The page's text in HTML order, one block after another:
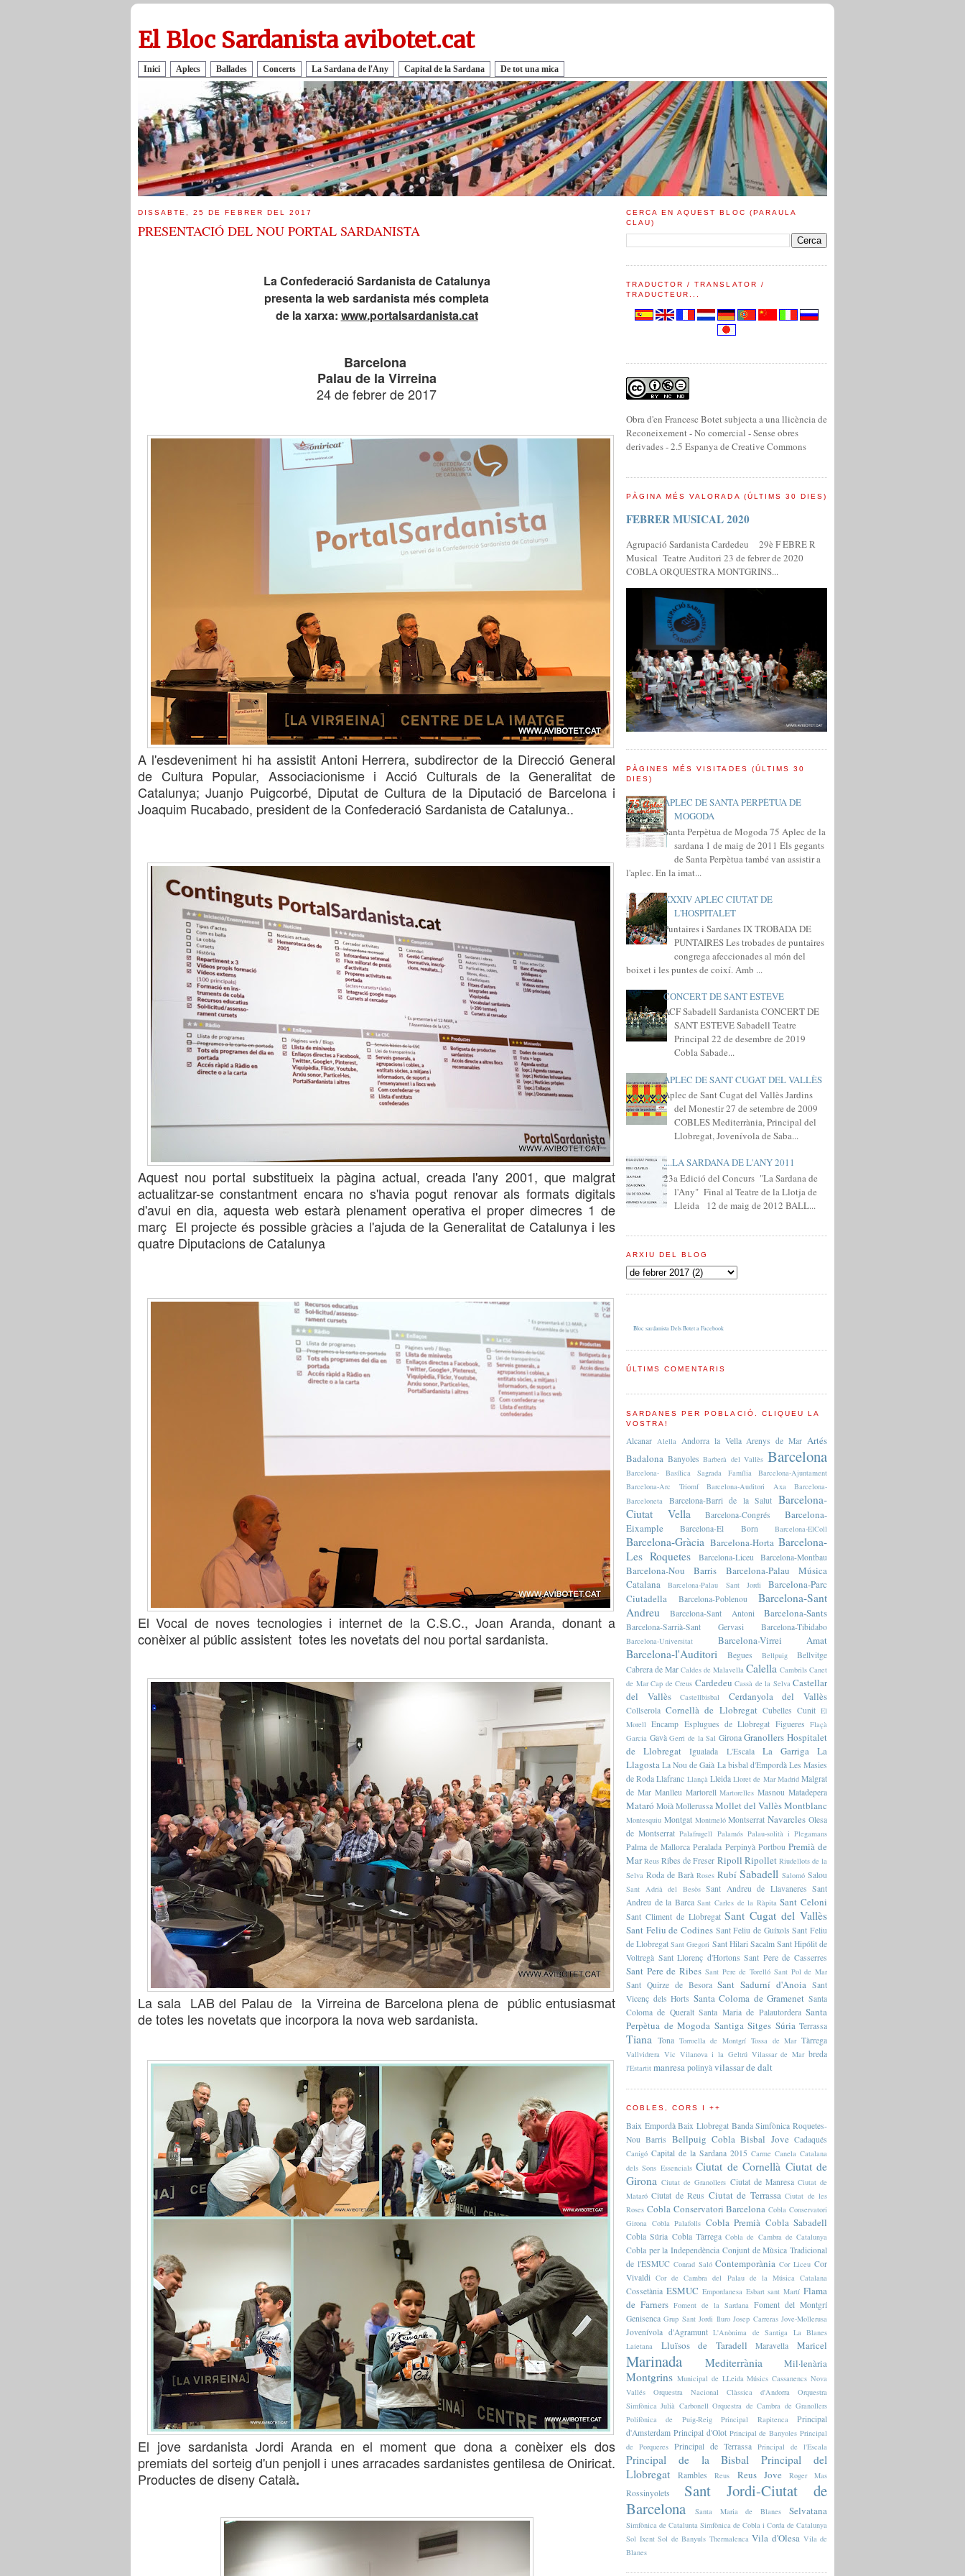
El Bloc Sardanista avibotet.cat
Inici Aplecs Ballades Concerts La Sardana de l'Any Capital de la Sardana De tot una mica
DISSABTE, 25 DE FEBRER DEL 2017
PRESENTACIÓ DEL NOU PORTAL SARDANISTA
La Confederació Sardanista de Catalunya
presenta la web sardanista més completa
de la xarxa: www.portalsardanista.cat
Barcelona
Palau de la Virreina
24 de febrer de 2017
A l'esdeveniment hi ha assistit Antoni Herrera, subdirector de la Direcció General
de Cultura Popular, Associacionisme i Acció Culturals de la Generalitat de
Catalunya;Juanjo Puigcorbé, Diputat de Cultura de la Diputació de Barcelona i
Joaquim Rucabado, president de la Confederació Sardanista de Catalunya..
Aquest nou portal substitueix la pàgina actual, creada l'any 2001, que malgrat
actualitzar-se constantment encara no s'havia pogut renovar als formats digitals
d'avui en dia, aquesta web estarà plenament operativa el proper dimecres 1 de
març El projecte és possible gràcies a l'ajuda de la Generalitat de Catalunya i les
quatre Diputacions de Catalunya
El Vocal de noves tecnologies i internet de la C.S.C., Joan Aranda, donant a
conèixeral públic assistent totes les novetats del nou portal sardanista.
La salaLAB del Palau de la Virreina de Barcelona plena de públic entusiasmat
detotes les novetats que incorpora la nova web sardanista.
El jove sardanista Jordi Aranda en el moment que dona a conèixerels dos
premiatsdel sorteig d'un penjoll i unes arracades sardanistes gentilesa de Oniricat.
Productes de diseny Català.
CERCA EN AQUEST BLOC (PARAULA
CLAU)
TRADUCTOR / TRANSLATOR /
TRADUCTEUR...
Obra d'en Francesc Botet subjecta a una llicència de
Reconeixement - No comercial - Sense obres
derivades - 2.5 Espanya de Creative Commons
PÀGINA MÉS VALORADA (ÚLTIMS 30 DIES)
FEBRER MUSICAL 2020
Agrupació Sardanista Cardedeu 29è F EBRE R
Musical Teatre Auditori 23 de febrer de 2020
COBLA ORQUESTRA MONTGRINS...
PÀGINES MÉS VISITADES (ÚLTIMS 30
DIES)
APLEC DE SANTA PERPÈTUA DE
MOGODA
Santa Perpètua de Mogoda 75 Aplec de la
sardana 1 de maig de 2011 Els gegants
de Santa Perpètua també van assistir a
l'aplec. En la imat...
XXXIV APLEC CIUTAT DE
L'HOSPITALET
Puntaires i Sardanes IX TROBADA DE
PUNTAIRES Les trobades de puntaires
congrega afeccionades al món del
boixet i les puntes de coixí. Amb ...
CONCERT DE SANT ESTEVE
ACF Sabadell Sardanista CONCERT DE
SANT ESTEVE Sabadell Teatre
Principal 22 de desembre de 2019
Cobla Sabade...
APLEC DE SANT CUGAT DEL VALLÈS
Aplec de Sant Cugat del Vallès Jardins
del Monestir 27 de setembre de 2009
COBLES Mediterrània, Principal del
Llobregat, Jovenívola de Saba...
....LA SARDANA DE L'ANY 2011
23a Edició del Concurs "La Sardana de
l'Any" Final al Teatre de la Llotja de
Lleida 12 de maig de 2012 BALL...
ARXIU DEL BLOG
Bloc sardanista Dels Botet a Facebook
ÚLTIMS COMENTARIS
SARDANES PER POBLACIÓ. CLIQUEU LA
VOSTRA!
Alcanar Alella Andorra la Vella Arenys de Mar Artés
Badalona Banyoles Barberà del Vallès Barcelona
Barcelona- Basílica Sagrada Família
Barcelona-Ajuntament
Barcelona-Arc Triomf
Barcelona-Auditori Axa
Barcelona-
Barceloneta
Barcelona-Barri de la Salut
Barcelona-
Ciutat Vella
Barcelona-Congrés
Barcelona-
Eixample
Barcelona-El Born Barcelona-ElColl
Barcelona-Gràcia Barcelona-Horta Barcelona-
Les Roquetes
Barcelona-Liceu Barcelona-Montbau
Barcelona-Nou Barris
Barcelona-Palau Música
Catalana
Barcelona-Palau Sant Jordi
Barcelona-Parc
Ciutadella
Barcelona-Poblenou
Barcelona-Sant
Andreu
Barcelona-Sant Antoni Barcelona-Sants
Barcelona-Sarrià-Sant Gervasi Barcelona-Tibidabo
Barcelona-Universitat Barcelona-Virrei Amat
Barcelona-l'Auditori Begues Bellpuig
Bellvitge
Cabrera de Mar Caldes de Malavella Calella Cambrils Canet
de Mar Cap de Creus Cardedeu Cassà de la Selva Castellar
del Vallès
Castellbisbal Cerdanyola del Vallès
Collserola Cornellà de Llobregat Cubelles Cunit El
Morell Encamp Esplugues de Llobregat Figueres Flaçà
Garcia Gavà Gerri de la Sal Girona Granollers Hospitalet
de Llobregat
Igualada L'Escala La Garriga
La
Llagosta La Nou de Gaià La bisbal d'Empordà Les Masies
de Roda Llafranc Llançà Lleida Lloret de Mar Madrid Malgrat
de Mar Manlleu Martorell Martorelles Masnou Matadepera
Mataró Moià Mollerussa Mollet del VallèsMontblanc
Montesquiu Montgat Montmeló Montserrat Navarcles Olesa
de Montserrat Palafrugell Palamós Palau-solità i Plegamans
Palma de Mallorca Peralada Perpinyà Portbou Premià de
Mar Reus Ribes de Freser Ripoll Ripollet Riudellots de la
Selva Roda de Barà Roses Rubí Sabadell Salomó Salou
Sant Adrià del Besòs Sant Andreu de Llavaneres Sant
Andreu de la Barca Sant Carles de la Ràpita Sant Celoni
Sant Climent de Llobregat Sant Cugat del Vallès
Sant Feliu de Codines Sant Feliu de Guíxols Sant Feliu
de Llobregat Sant Gregori Sant Hilari Sacalm Sant Hipólit de
Voltregà Sant Llorenç d'Hortons Sant Pere de Casserres
Sant Pere de Ribes Sant Pere de Torelló Sant Pol de Mar
Sant Quirze de Besora Sant Sadurní d'Anoia Sant
Vicenç dels Horts Santa Coloma de Gramenet Santa
Coloma de Queralt Santa Maria de Palautordera Santa
Perpètua de Mogoda Santiga Sitges Súria Terrassa
Tiana Tona Torroella de Montgrí Tossa de Mar Tàrrega
Vallvidrera Vic Vilanova i la Geltrú Vilassar de Mar breda
l'Estartit manresa polinyà vilassar de dalt
COBLES, CORS I ++
Baix Empordà Baix Llobregat Banda Simfònica Roquetes-
Nou Barris Bellpuig Cobla Bisbal Jove Cadaqués
Canigó Capital de la Sardana 2015 Carme Canela Catalana
dels Sons Essencials Ciutat de Cornellà Ciutat de
Girona Ciutat de Granollers Ciutat de Manresa Ciutat de
Mataró Ciutat de Reus Ciutat de Terrassa Ciutat de les
Roses Cobla Conservatori Barcelona Cobla Conservatori
Girona Cobla Palafolls Cobla Premià Cobla Sabadell
Cobla Súria Cobla Tàrrega Cobla de Cambra de Catalunya
Cobla per la Independència Conjunt de Mùsica Tradicional
de l'ESMUC Conrad Saló Contemporània Cor Liceu Cor
Vivaldi Cor de Cambra del Palau de la Música Catalana
Cossetània ESMUC Empordanesa Esbart sant Martí Flama
de Farners Foment de la Sardana Foment del Montgrí
Genisenca Grup Sant Jordi Iluro Josep Carreras Jove-Mollerusa
Jovenívola d'Agramunt L'Anònima de Santiga La Blanes
Laietana
Lluïsos de Taradell Maravella Maricel
Marinada Mediterrània Mil·lenària
Montgrins Municipal de LLeida Músics Cassanencs Nova
Vallés
Orquestra Nacional Clàssica d'Andorra
Orquestra
Simfònica Julià Carbonell Orquestra de Cambra de Granollers
Polifònica de Puig-Reig
Principal Rapitenca
Principal
d'Amsterdam Principal d'Olot Principal de Banyoles Principal
de Porqueres Principal de Terrassa Principal de l'Escala
Principal de la Bisbal
Principal del
Llobregat
Rambles Reus Reus Jove Roger Mas
Rossinyolets
Sant Jordi-Ciutat de
Barcelona
Santa Maria de Blanes Selvatana
Simfònica de Catalunta Simfònica de Cobla i Corda de Catalunya
Sol Ixent Sol de Banyuls Thermalenca Vila d'Olesa Vila de
Blanes